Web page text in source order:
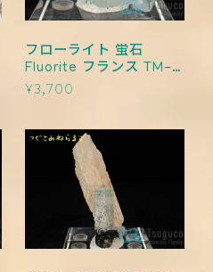
フローライト 蛍石
Fluorite フランス TM-
0017
¥3,700